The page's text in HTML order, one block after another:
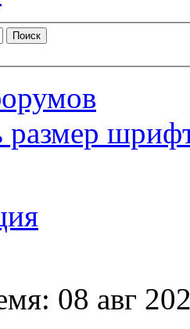
размер
08 авг